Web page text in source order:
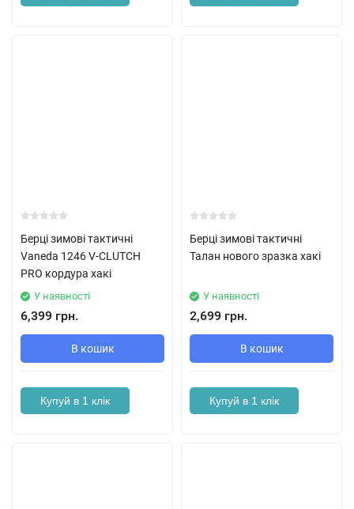
Берці зимові тактичні
Vaneda 1246 V-CLUTCH
PRO кордура хакі
У наявності
6,399 грн.
В кошик
Купуй в 1 клік
Берці зимові тактичні
Талан нового зразка хакі
У наявності
2,699 грн.
В кошик
Купуй в 1 клік